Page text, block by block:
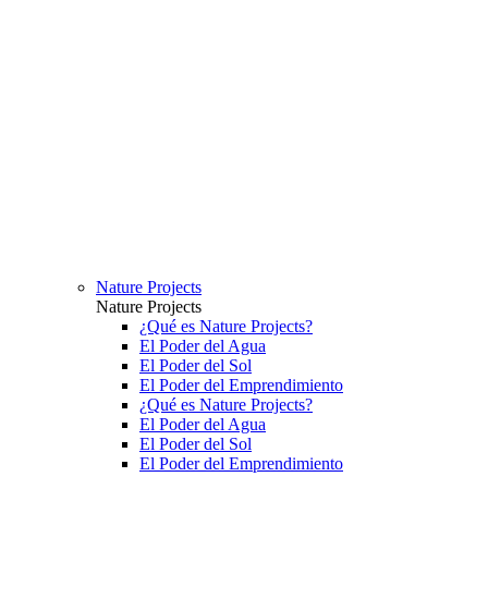
Nature Projects
Nature Projects
¿Qué es Nature Projects?
El Poder del Agua
El Poder del Sol
El Poder del Emprendimiento
¿Qué es Nature Projects?
El Poder del Agua
El Poder del Sol
El Poder del Emprendimiento